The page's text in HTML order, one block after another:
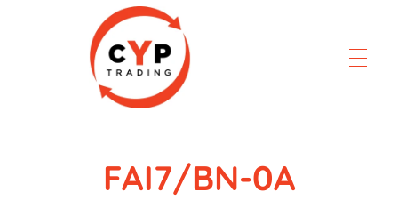
CYP Trading
Professionelle ErsatzteilbeschaffungFAI7/BN-0A